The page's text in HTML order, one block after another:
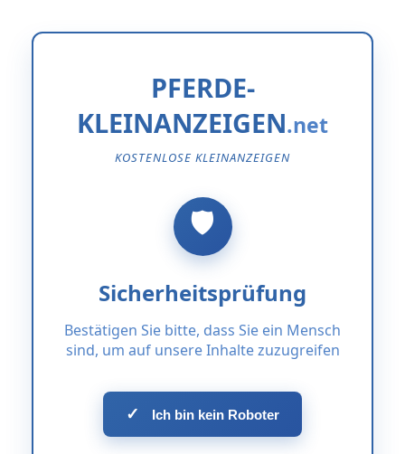
PFERDE-
KLEINANZEIGEN
KOSTENLOSE KLEINANZEIGEN
Sicherheitsprüfung
Bestätigen Sie bitte, dass Sie ein Mensch
sind, um auf unsere Inhalte zuzugreifen
✓ Ich bin kein Roboter